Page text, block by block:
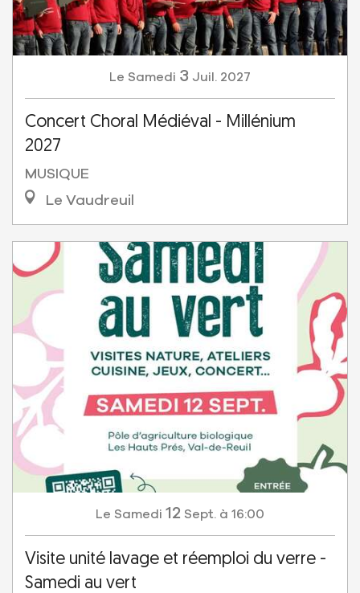
Le Samedi 3 Juil. 2027
Concert Choral Médiéval - Millénium
2027
MUSIQUE
Le Vaudreuil
Le Samedi 12 Sept. à 16:00
Visite unité lavage et réemploi du verre -
Samedi au vert